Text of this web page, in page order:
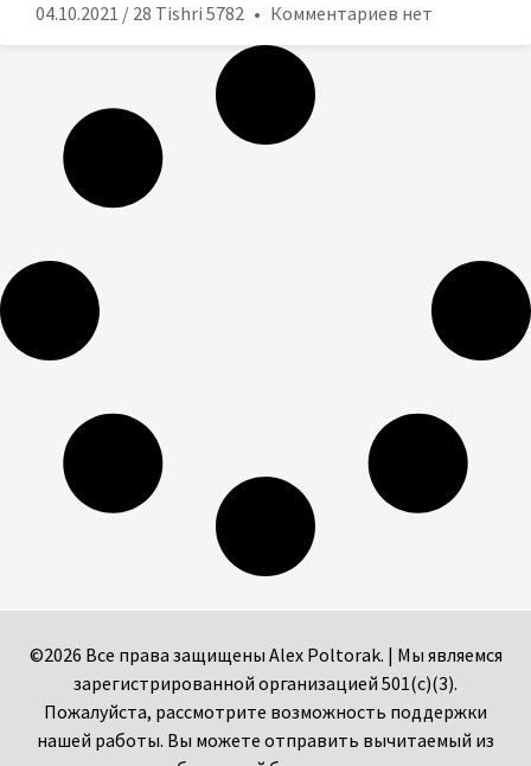
04.10.2021 / 28 Tishri 5782 Комментариев нет
©2026 Все права защищены Alex Poltorak. | Мы являемся
зарегистрированной организацией 501(c)(3).
Пожалуйста, рассмотрите возможность поддержки
нашей работы. Вы можете отправить вычитаемый из